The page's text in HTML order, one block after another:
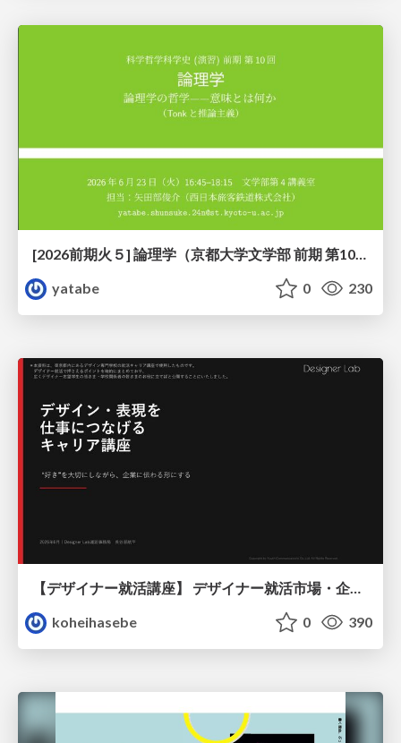
[2026前期火５] 論理学（京都大学文学部 前期 第10回）「論理学の哲学——意味とは何か（Tonkと推論主義）」
yatabe
0 230
koheihasebe
0 390